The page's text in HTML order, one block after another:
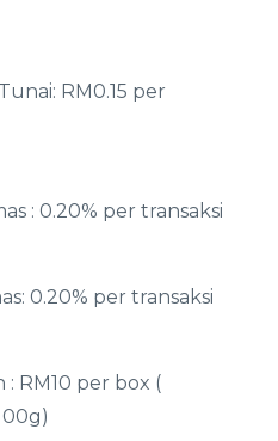
RM0.15 per
: 0.20% per transaksi
0.20% per transaksi
RM10 per box (